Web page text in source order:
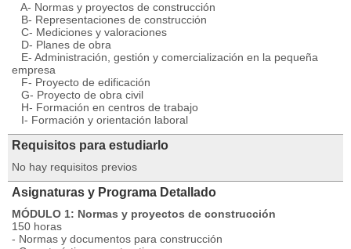
A- Normas y proyectos de construcción
B- Representaciones de construcción
C- Mediciones y valoraciones
D- Planes de obra
E- Administración, gestión y comercialización en la pequeña
empresa
F- Proyecto de edificación
G- Proyecto de obra civil
H- Formación en centros de trabajo
I- Formación y orientación laboral
Requisitos para estudiarlo
No hay requisitos previos
Asignaturas y Programa Detallado
MÓDULO 1: Normas y proyectos de construcción
150 horas
- Normas y documentos para construcción